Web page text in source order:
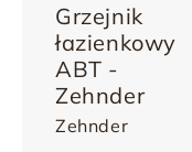
Grzejnik
łazienkowy
ABT -
Zehnder
Zehnder